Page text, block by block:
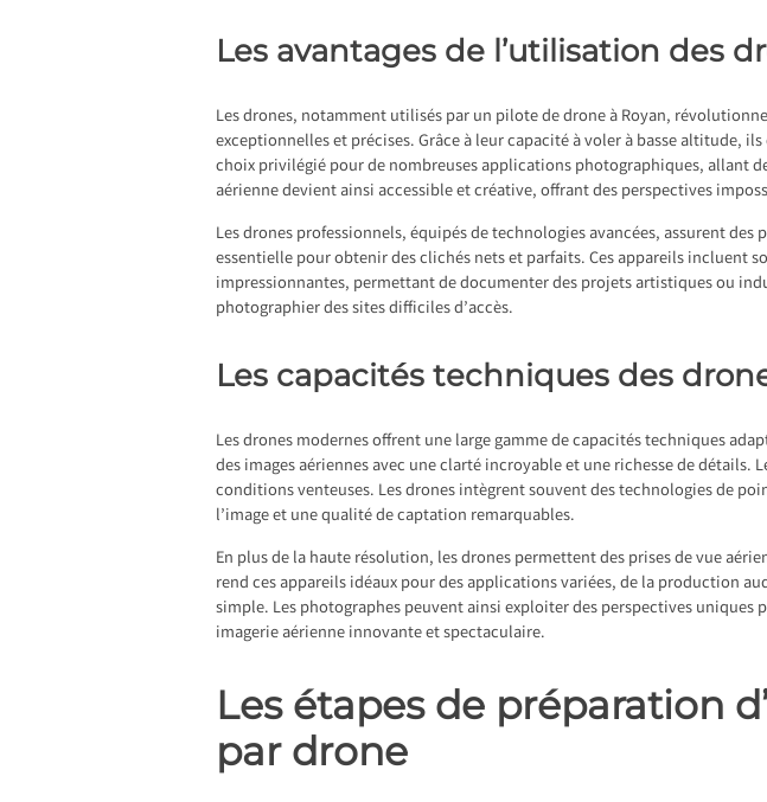
Les avantages de l’utilisation des
Les drones, notamment utilisés par un pilote de drone à Royan,
exceptionnelles et précises. Grâce à leur capacité à voler à basse altitude,
choix privilégié pour de nombreuses applications photographiques, allant
aérienne devient ainsi accessible et créative, offrant des perspectives
Les drones professionnels, équipés de technologies avancées, assurent
essentielle pour obtenir des clichés nets et parfaits. Ces appareils incluent
impressionnantes, permettant de documenter des projets artistiques ou
photographier des sites difficiles d’accès.
Les capacités techniques des
Les drones modernes offrent une large gamme de capacités techniques
des images aériennes avec une clarté incroyable et une richesse de
conditions venteuses. Les drones intègrent souvent des technologies de
l’image et une qualité de captation remarquables.
En plus de la haute résolution, les drones permettent des prises de vue
rend ces appareils idéaux pour des applications variées, de la production
simple. Les photographes peuvent ainsi exploiter des perspectives
imagerie aérienne innovante et spectaculaire.
Les étapes de préparation
par drone